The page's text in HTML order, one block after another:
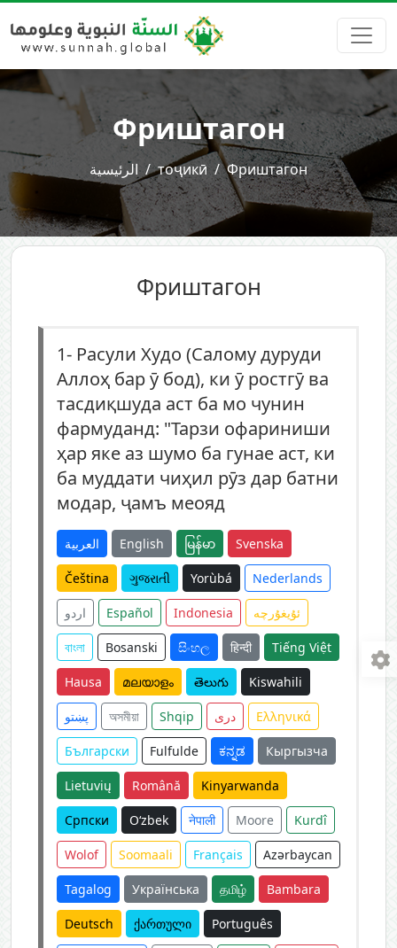
Фриштагон
الرئيسية тоҷикӣ Фриштагон
Фриштагон
1- Расули Худо (Салому дуруди
Аллоҳ бар ӯ бод), ки ӯ ростгӯ ва
тасдиқшуда аст ба мо чунин
фармуданд: "Тарзи офариниши
ҳар яке аз шумо ба гунае аст, ки
ба муддати чиҳил рӯз дар батни
модар, ҷамъ меояд
العربية English မြန်မာ Svenska
Čeština ગુજરાતી Yorùbá Nederlands
اردو Español Indonesia ئۇيغۇرچە
বাংলা Bosanski සිංහල हिन्दी Tiếng Việt
Hausa മലയാളം తెలుగు Kiswahili
پښتو অসমীয়া Shqip دری Ελληνικά
Български Fulfulde ಕನ್ನಡ Кыргызча
Lietuvių Română Kinyarwanda
Српски O‘zbek नेपाली Moore Kurdî
Wolof Soomaali Français Azərbaycan
Tagalog Українська தமிழ் Bambara
Deutsch ქართული Português